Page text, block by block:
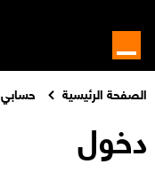
الصفحة الرئيسية حسابي
دخول